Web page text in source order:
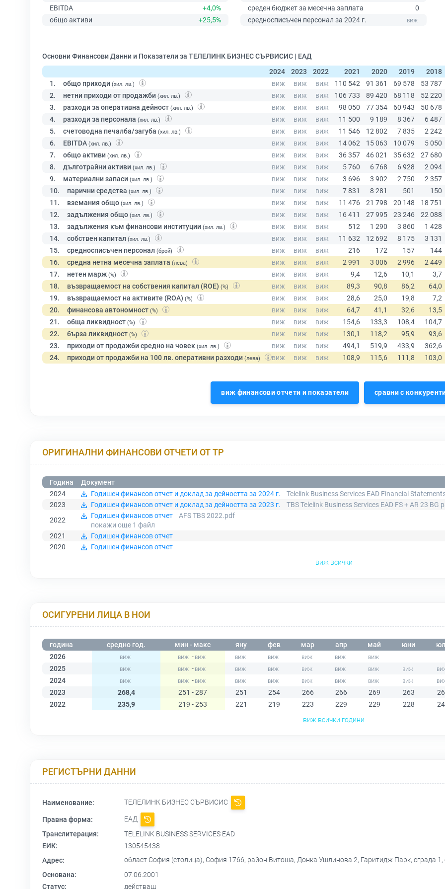
EBITDA
+4,0%
общо активи
+25,5%
среден бюджет за месечна заплата
0
средносписъчен персонал за 2024 г.
Основни Финансови Данни и Показатели за ТЕЛЕЛИНК БИЗНЕС СЪРВИСИС | ЕАД
2024
2023 2022 2021 2020 2019
2018
1.
общо приходи (хил. лв.)
2. нетни приходи от продажби (хил. лв.)
3. разходи за оперативна дейност (хил. лв.)
4. разходи за персонала (хил. лв.)
5. счетоводна печалба/загуба (хил. лв.)
6. EBITDA (хил. лв.)
7. общо активи (хил. лв.)
8. дълготрайни активи (хил. лв.)
9. материални запаси (хил. лв.)
10. парични средства (хил. лв.)
11. вземания общо (хил. лв.)
12. задължения общо (хил. лв.)
13. задължения към финансови институции (хил. лв.)
14. собствен капитал (хил. лв.)
15. средносписъчен персонал (брой)
16. средна нетна месечна заплата (лева)
17. нетен марж (%)
18. възвращаемост на собствения капитал (ROE) (%)
19. възвращаемост на активите (ROA) (%)
20. финансова автономност (%)
21. обща ликвидност (%)
22. бърза ликвидност (%)
23. приходи от продажби средно на човек (хил. лв.)
24. приходи от продажби на 100 лв. оперативни разходи (лева)
виж финансови отчети и показатели сравни с
ОРИГИНАЛНИ ФИНАНСОВИ ОТЧЕТИ ОТ ТР
Година
Документ
2024
Годишен финансов отчет и доклад за дейността за 2024 г.
Telelink Business Services EAD Financial
2023
Годишен финансов отчет и доклад за дейността за 2023 г.
TBS Telelink Business Services EAD FS + AR 23 BG
2022
Годишен финансов отчет
AFS TBS 2022.pdf
покажи още 1 файл
2021
Годишен финансов отчет
2020
Годишен финансов отчет
виж всички
ОСИГУРЕНИ ЛИЦА В НОИ
година средно год. мин - макс яну фев мар апр май юни
2026
-
2025
-
2024
-
2023
268,4 251 - 287 251 254 266 266 269 263
2022
235,9 219 - 253 221 219 223 229 229 228
виж всички години
РЕГИСТЪРНИ ДАННИ
Наименование: ТЕЛЕЛИНК БИЗНЕС СЪРВИСИС
Правна форма:
ЕАД
Транслитерация:
TELELINK BUSINESS SERVICES EAD
ЕИК:
130545438
Адрес:
област София (столица), София 1766, район Витоша, Донка Ушлинова 2, Гаритидж Парк, сграда 1,
Основана:
07.06.2001
Статус:
действащ